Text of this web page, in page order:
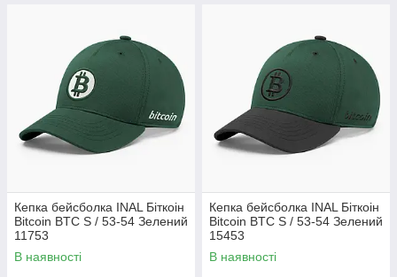
Кепка бейсболка INAL Біткоін
Bitcoin BTC S / 53-54 Зелений
11753
В наявності
Кепка бейсболка INAL Біткоін
Bitcoin BTC S / 53-54 Зелений
15453
В наявності